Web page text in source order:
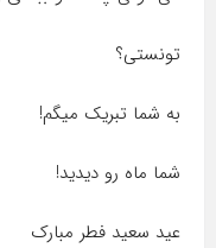
تونستی؟
به شما تبریک میگم!
شما ماه رو دیدید!
عید سعید فطر مبارک